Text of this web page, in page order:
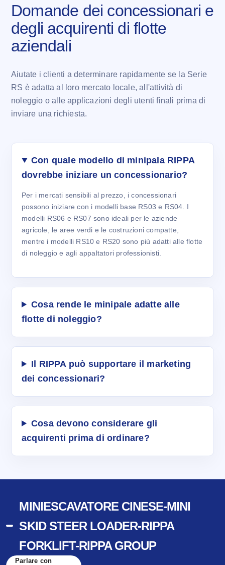
Domande dei concessionari e
degli acquirenti di flotte
aziendali
Aiutate i clienti a determinare rapidamente se la Serie
RS è adatta al loro mercato locale, all'attività di
noleggio o alle applicazioni degli utenti finali prima di
inviare una richiesta.
Con quale modello di minipala RIPPA
dovrebbe iniziare un concessionario?
Per i mercati sensibili al prezzo, i concessionari
possono iniziare con i modelli base RS03 e RS04. I
modelli RS06 e RS07 sono ideali per le aziende
agricole, le aree verdi e le costruzioni compatte,
mentre i modelli RS10 e RS20 sono più adatti alle flotte
di noleggio e agli appaltatori professionisti.
Cosa rende le minipale adatte alle
flotte di noleggio?
Il RIPPA può supportare il marketing
dei concessionari?
Cosa devono considerare gli
acquirenti prima di ordinare?
MINIESCAVATORE CINESE-MINI
SKID STEER LOADER-RIPPA
FORKLIFT-RIPPA GROUP
Parlare con